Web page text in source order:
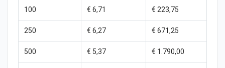
100 € 6,71 € 223,75
250 € 6,27 € 671,25
500 € 5,37 € 1.790,00